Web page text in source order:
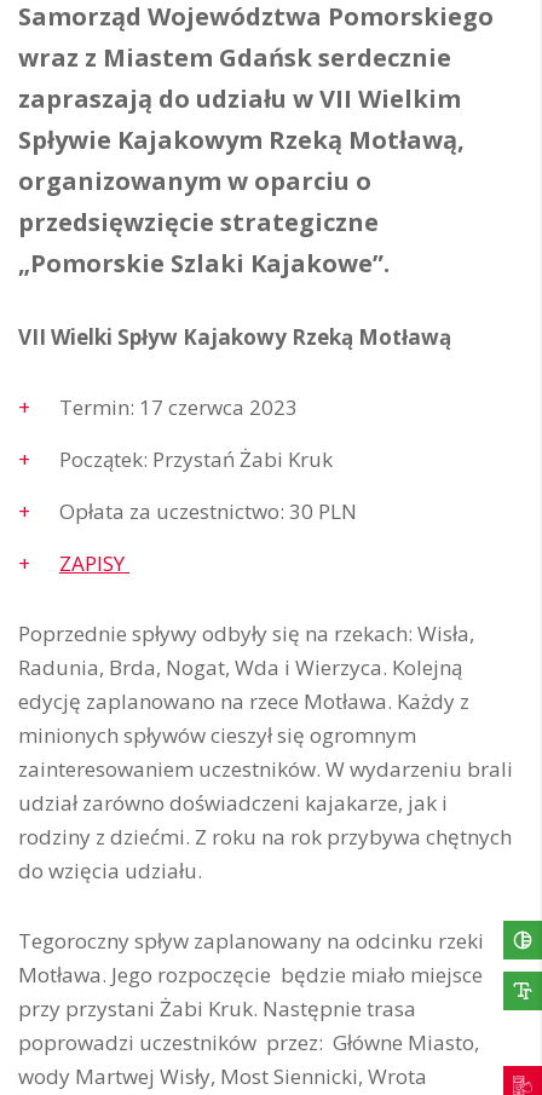
Samorząd Województwa Pomorskiego
wraz z Miastem Gdańsk serdecznie
zapraszają do udziału w VII Wielkim
Spływie Kajakowym Rzeką Motławą,
organizowanym w oparciu o
przedsięwzięcie strategiczne
„Pomorskie Szlaki Kajakowe”.
VII Wielki Spływ Kajakowy Rzeką Motławą
Termin: 17 czerwca 2023
Początek: Przystań Żabi Kruk
Opłata za uczestnictwo: 30 PLN
ZAPISY
Poprzednie spływy odbyły się na rzekach: Wisła,
Radunia, Brda, Nogat, Wda i Wierzyca. Kolejną
edycję zaplanowano na rzece Motława. Każdy z
minionych spływów cieszył się ogromnym
zainteresowaniem uczestników. W wydarzeniu brali
udział zarówno doświadczeni kajakarze, jak i
rodziny z dziećmi. Z roku na rok przybywa chętnych
do wzięcia udziału.
Tegoroczny spływ zaplanowany na odcinku rzeki
Motława. Jego rozpoczęcie będzie miało miejsce
przy przystani Żabi Kruk. Następnie trasa
poprowadzi uczestników przez: Główne Miasto,
wody Martwej Wisły, Most Siennicki, Wrota